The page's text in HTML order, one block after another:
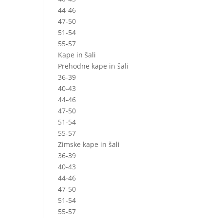
44-46
47-50
51-54
55-57
Kape in šali
Prehodne kape in šali
36-39
40-43
44-46
47-50
51-54
55-57
Zimske kape in šali
36-39
40-43
44-46
47-50
51-54
55-57